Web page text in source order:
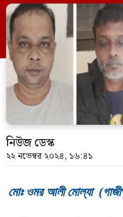
বৃহস্পতিবার (২১ নভেম্বর)
অন্তর্গত উলু খোলা পুলিশ
তাদেরকে গ্রেপ্তার করেন
করেছেন কালীগঞ্জ
নিউজ ডেস্ক
২২ নভেম্বর ২০২৪, ১৬:৪১
মোঃ ওমর আলী মোল্যা